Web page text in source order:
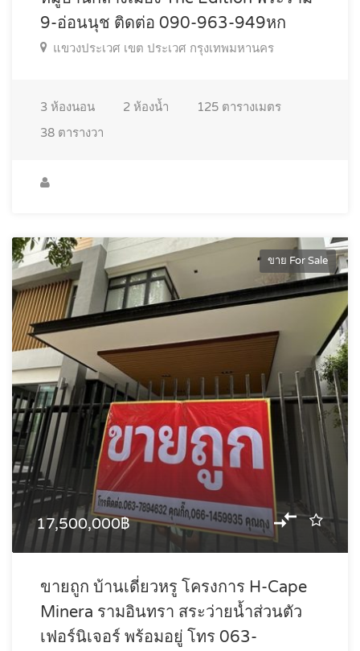
9-อ่อนนุช ติดต่อ 090-963-949หก
แขวงประเวศ เขต ประเวศ กรุงเทพมหานคร
3 ห้องนอน 2 ห้องน้ำ 125 ตารางเมตร
38 ตารางวา
ขาย For Sale
17,500,000฿
ขายถูก บ้านเดี่ยวหรู โครงการ H-Cape
Minera รามอินทรา สระว่ายน้ำส่วนตัว
เฟอร์นิเจอร์ พร้อมอยู่ โทร 063-